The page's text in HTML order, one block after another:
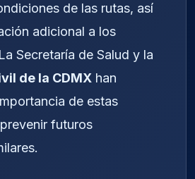
de las rutas, así
adicional a los
Secretaría de Salud y la
de la CDMX han
de estas
futuros